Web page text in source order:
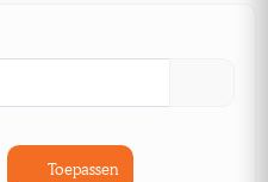
Toepassen